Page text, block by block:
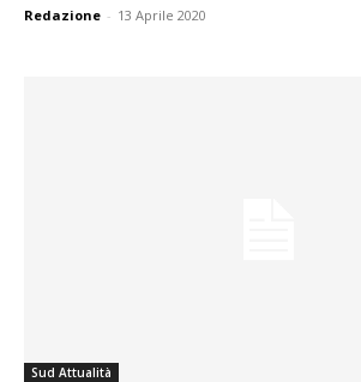
Redazione - 13 Aprile 2020
Sud Attualità